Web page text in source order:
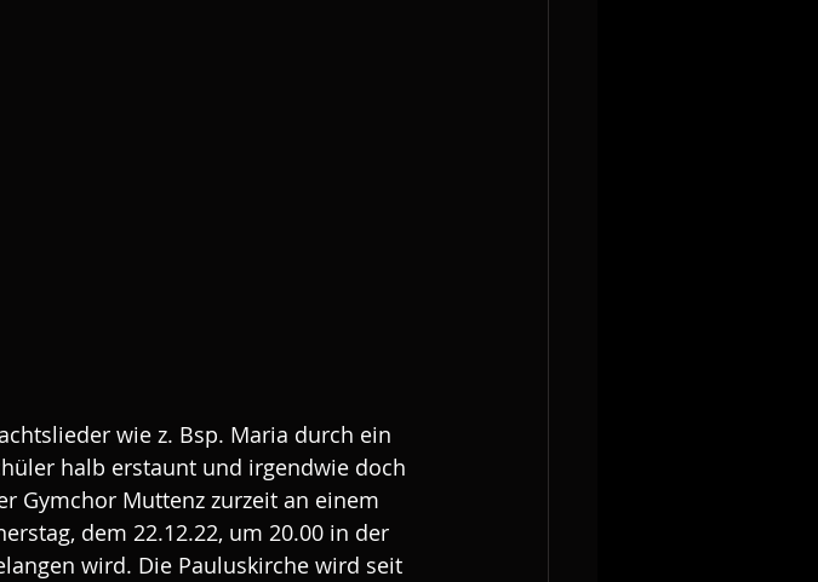
wie z. Bsp. Maria durch ein
halb erstaunt und irgendwie doch
Gymchor Muttenz zurzeit an einem
dem 22.12.22, um 20.00 in der
wird. Die Pauluskirche wird seit